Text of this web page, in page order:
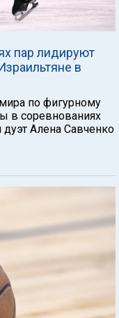
пар лидируют
в
по фигурному
в соревнованиях
Алена Савченко